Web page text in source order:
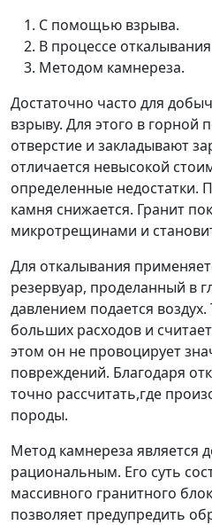
С помощью взрыва.
В процессе
Методом камнереза.
Достаточно часто для
взрыву. Для этого в горной
отверстие и закладывают
отличается невысокой
определенные недостатки.
камня снижается. Гранит
микротрещинами и
Для откалывания
резервуар, проделанный в
давлением подается
больших расходов и
этом он не провоцирует
повреждений. Благодаря
точно рассчитать,где
породы.
Метод камнереза является
рациональным. Его суть
массивного гранитного
позволяет предупредить